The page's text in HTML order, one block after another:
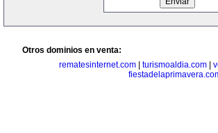
Otros dominios en venta:
rematesinternet.com| turismoaldia.com|